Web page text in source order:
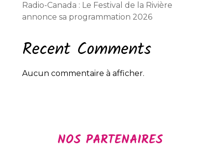
Radio-Canada : Le Festival de la Rivière
annonce sa programmation 2026
Recent Comments
Aucun commentaire à afficher.
NOS PARTENAIRES